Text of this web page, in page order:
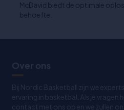
McDavid biedt de optimale
behoefte.
Over ons
Bij Nordic Basketball zijn we
ervaring in basketbal. Als je vragen
contact met ons op en we zullen